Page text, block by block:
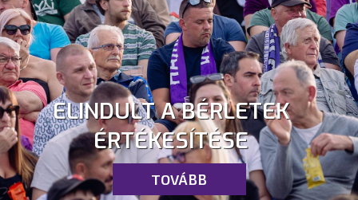
ELINDULT A BÉRLETEK
ÉRTÉKESÍTÉSE
TOVÁBB